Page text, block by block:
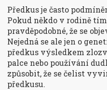
Předkus je často
Pokud někdo v rodině
pravděpodobné, že se
Nejedná se ale jen o
předkus výsledkem
palce nebo používání
způsobit, že se čelist
předkusu.